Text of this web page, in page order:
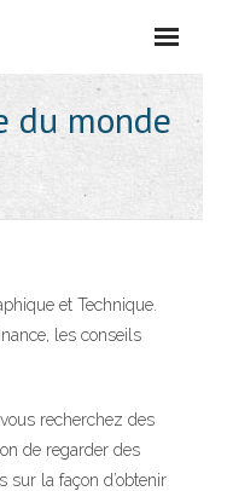
du monde
et Technique.
les conseils
recherchez des
de regarder des
la façon d’obtenir